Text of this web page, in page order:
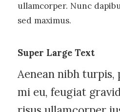
ullamcorper. Nunc
sed maximus.
Super Large Text
Aenean nibh
mi eu, feugiat